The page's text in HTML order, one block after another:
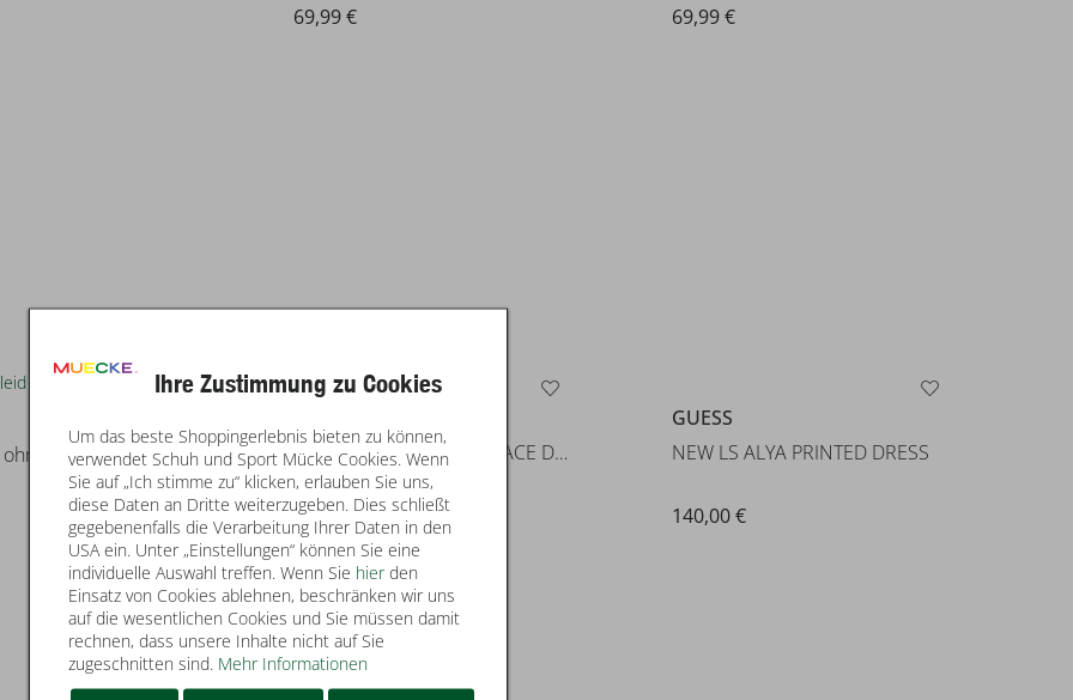
69,99 € 69,99 €
Arm
GUESS
140,00 €
GUESS
NEW LS ALYA PRINTED DRESS
140,00 €
Ihre Zustimmung zu Cookies
Um das beste Shoppingerlebnis bieten zu können,
verwendet Schuh und Sport Mücke Cookies. Wenn
Sie auf „Ich stimme zu“ klicken, erlauben Sie uns,
diese Daten an Dritte weiterzugeben. Dies schließt
gegebenenfalls die Verarbeitung Ihrer Daten in den
USA ein. Unter „Einstellungen“ können Sie eine
individuelle Auswahl treffen. Wenn Sie hierden
Einsatz von Cookies ablehnen, beschränken wir uns
auf die wesentlichen Cookies und Sie müssen damit
rechnen, dass unsere Inhalte nicht auf Sie
zugeschnitten sind. Mehr Informationen